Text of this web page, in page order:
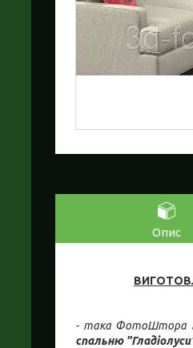
Опис
- така ФотоШтора в
спальню